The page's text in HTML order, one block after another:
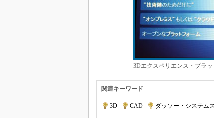
3Dエクスペリエンス・プラ
関連キーワード
3D CAD ダッソー・システム